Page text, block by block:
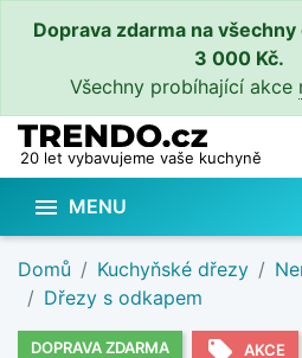
Doprava zdarma na
3 000 Kč.
Všechny probíhající akce
20 let vybavujeme vaše kuchyně
 MENU
Domů Kuchyňské dřezy
Dřezy s odkapem
DOPRAVA ZDARMA local_offer AKCE